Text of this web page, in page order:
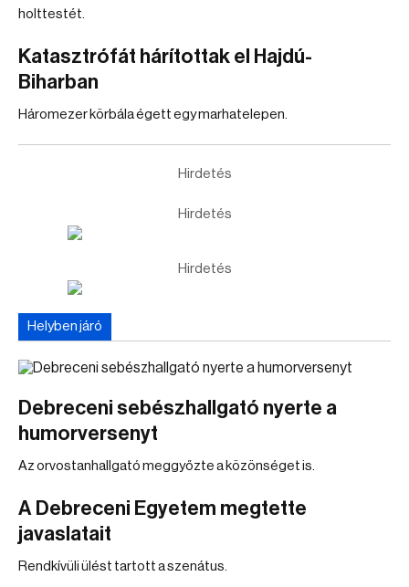
holttestét.
Katasztrófát hárítottak el Hajdú-
Biharban
Háromezer körbála égett egy marhatelepen.
Hirdetés
Hirdetés
Hirdetés
Helyben járó
Debreceni sebészhallgató nyerte a
humorversenyt
Az orvostanhallgató meggyőzte a közönséget is.
A Debreceni Egyetem megtette
javaslatait
Rendkívüli ülést tartott a szenátus.